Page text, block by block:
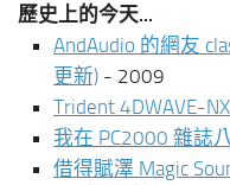
歷史上的今天...
AndAudio 的網友
更新) - 2009
Trident 4DWAVE-
我在 PC2000 雜誌
借得賦澤 Magic